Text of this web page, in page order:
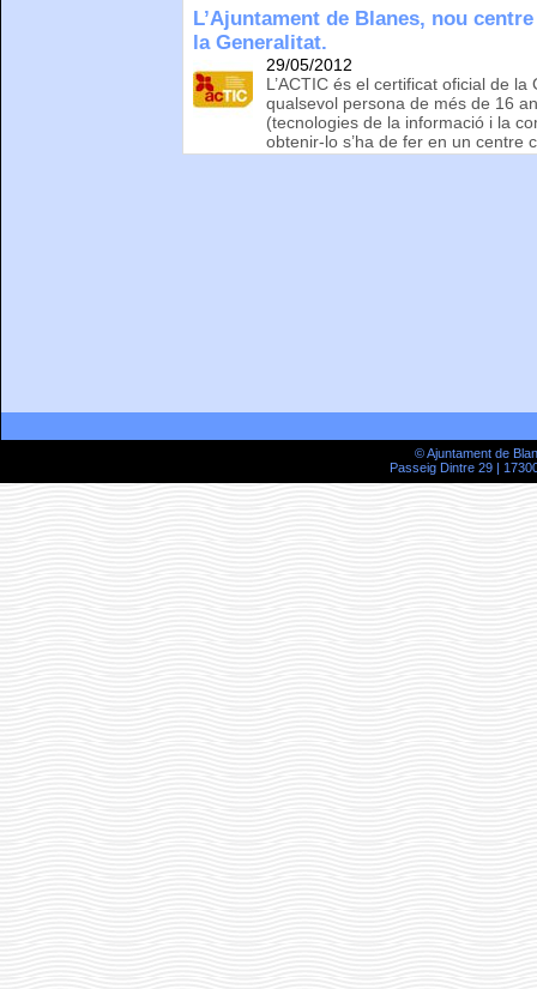
L’Ajuntament de Blanes, nou
la Generalitat.
29/05/2012
L’ACTIC és el certificat oficial de
qualsevol persona de més de 16
(tecnologies de la informació i la
obtenir-lo s’ha de fer en un centre
© Ajuntament de
Passeig Dintre 29 |